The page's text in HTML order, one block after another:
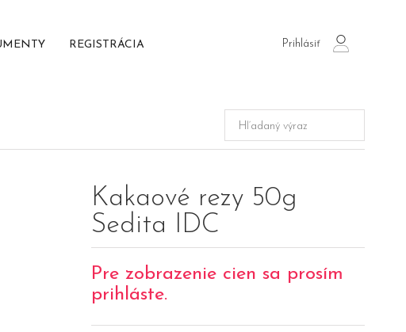
REGISTRÁCIA Prihlásiť
login
Kakaové rezy 50g
Sedita IDC
Pre zobrazenie cien sa prosím
prihláste.